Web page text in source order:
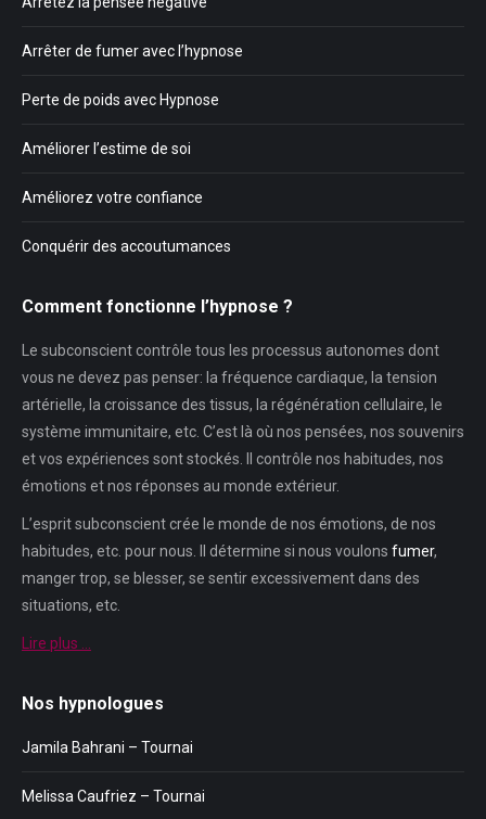
Arrêter de fumer avec l’hypnose
Perte de poids avec Hypnose
Améliorer l’estime de soi
Améliorez votre confiance
Conquérir des accoutumances
Comment fonctionne l’hypnose ?
Le subconscient contrôle tous les processus autonomes dont
vous ne devez pas penser: la fréquence cardiaque, la tension
artérielle, la croissance des tissus, la régénération cellulaire, le
système immunitaire, etc. C’est là où nos pensées, nos souvenirs
et vos expériences sont stockés. Il contrôle nos habitudes, nos
émotions et nos réponses au monde extérieur.
L’esprit subconscient crée le monde de nos émotions, de nos
habitudes, etc. pour nous. Il détermine si nous voulons fumer,
manger trop, se blesser, se sentir excessivement dans des
situations, etc.
Lire plus …
Nos hypnologues
Jamila Bahrani – Tournai
Melissa Caufriez – Tournai